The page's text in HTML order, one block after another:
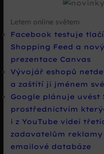
Letem online světem
Facebook testuje
Shopping Feed a
prezentace Canvas
Vývojář eshopů
a zaštítí ji jménem
Google plánuje uvést
prostřednictvím
i z YouTube videí
zadavatelům
emailové databáze